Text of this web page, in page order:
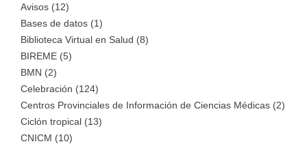
Avisos (12)
Bases de datos (1)
Biblioteca Virtual en Salud (8)
BIREME (5)
BMN (2)
Celebración (124)
Centros Provinciales de Información de Ciencias Médicas (2)
Ciclón tropical (13)
CNICM (10)